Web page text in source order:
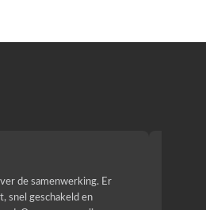
de samenwerking. Er
snel geschakeld en